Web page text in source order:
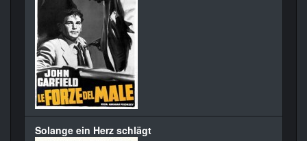
Solange ein Herz schlägt